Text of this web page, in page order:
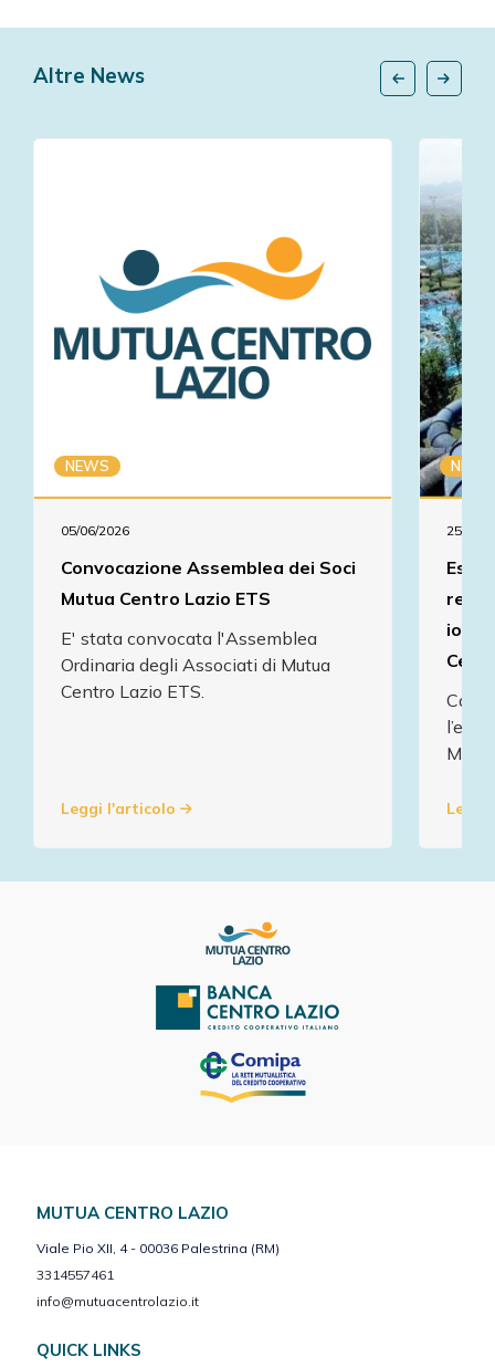
Altre News
NEWS
05/06/2026
Convocazione Assemblea dei Soci
Mutua Centro Lazio ETS
E' stata convocata l'Assemblea
Ordinaria degli Associati di Mutua
Centro Lazio ETS.
Leggi l'articolo
NEWS
25/05/
MUTUA CENTRO LAZIO
Viale Pio XII, 4 - 00036 Palestrina (RM)
3314557461
info@mutuacentrolazio.it
QUICK LINKS